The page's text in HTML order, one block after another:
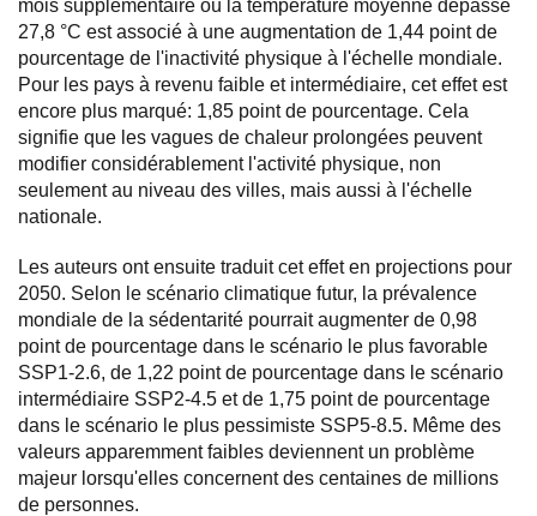
mois supplémentaire où la température moyenne dépasse
27,8 °C est associé à une augmentation de 1,44 point de
pourcentage de l'inactivité physique à l'échelle mondiale.
Pour les pays à revenu faible et intermédiaire, cet effet est
encore plus marqué: 1,85 point de pourcentage. Cela
signifie que les vagues de chaleur prolongées peuvent
modifier considérablement l'activité physique, non
seulement au niveau des villes, mais aussi à l'échelle
nationale.
Les auteurs ont ensuite traduit cet effet en projections pour
2050. Selon le scénario climatique futur, la prévalence
mondiale de la sédentarité pourrait augmenter de 0,98
point de pourcentage dans le scénario le plus favorable
SSP1-2.6, de 1,22 point de pourcentage dans le scénario
intermédiaire SSP2-4.5 et de 1,75 point de pourcentage
dans le scénario le plus pessimiste SSP5-8.5. Même des
valeurs apparemment faibles deviennent un problème
majeur lorsqu'elles concernent des centaines de millions
de personnes.